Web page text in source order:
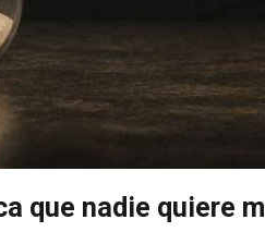
que nadie quiere